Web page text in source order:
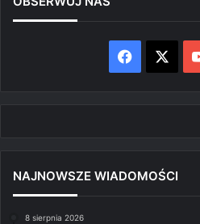
Facebook
NAJNOWSZE WIADOMOŚCI
8 sierpnia 2026